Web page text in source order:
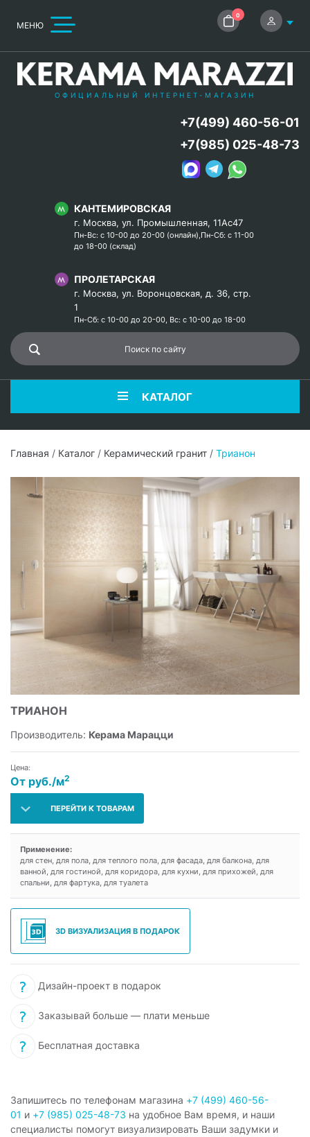
МЕНЮ
0
ОФИЦИАЛЬНЫЙ ИНТЕРНЕТ-МАГАЗИН
КАНТЕМИРОВСКАЯ
г. Москва, ул. Промышленная, 11Ас47
Пн-Вс: с 10-00 до 20-00 (онлайн),Пн-Сб: с 11-00
до 18-00 (склад)
ПРОЛЕТАРСКАЯ
г. Москва, ул. Воронцовская, д. 36, стр.
1
Пн-Сб: с 10-00 до 20-00, Вс: с 10-00 до 18-00
+7(499) 460-56-01
+7(985) 025-48-73
КАТАЛОГ
Главная / Каталог / Керамический гранит / Трианон
ТРИАНОН
Производитель: Керама Марацци
Цена:
От руб./м2
ПЕРЕЙТИ К ТОВАРАМ
Применение:
для стен, для пола, для теплого пола, для фасада, для балкона, для
ванной, для гостиной, для коридора, для кухни, для прихожей, для
спальни, для фартука, для туалета
3D ВИЗУАЛИЗАЦИЯ В ПОДАРОК
Дизайн-проект в подарок
Заказывай больше — плати меньше
Бесплатная доставка
Запишитесь по телефонам магазина +7 (499) 460-56-
01 и +7 (985) 025-48-73 на удобное Вам время, и наши
специалисты помогут визуализировать Ваши задумки и